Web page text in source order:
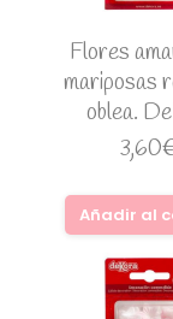
Flores
mariposas
oblea.
3,60
Añadir al